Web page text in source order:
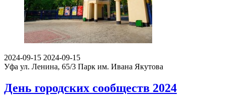
2024-09-15 2024-09-15
Уфа ул. Ленина, 65/3 Парк им. Ивана Якутова
День городских сообществ 2024